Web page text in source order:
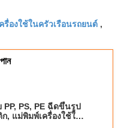
รื่องใช้ในครัวเรือนรถยนต์ ,
PP, PS, PE ฉีดขึ้นรูป
, แม่พิมพ์เครื่องใช้ใน